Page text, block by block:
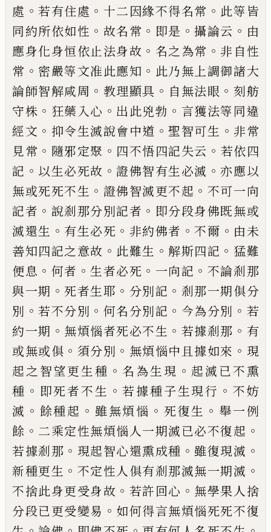
處 。若有住處 。 十二因緣不得名常 。 此等皆
同約所依如性 。 故名常 。 即是 。攝論云 。 由
應身化身恒依止法身故 。 名之為常 。 非自性
常 。 密嚴等文准此應知 。 此乃無上調御諸大
論師智解咸周 。 教理顯具 。 自無法眼 。刻舫
守株 。 狂藥入心 。 出此兇勃 。 言獲法等同違
經文 。 抑令生滅說會中道 。聖智可生 。 非常
見常 。 隨邪定聚 。 四不悟四記失云 。 若依四
記 。 以生必死故 。證佛智有生必滅 。亦應以
無或死死不生 。 證佛智滅更不起 。 不可一向
記者 。 說剎那分別記者 。 即分段身佛既無或
滅還生 。 有生必死 。 非約佛者 。不爾 。 由未
善知四記之意故 。 此難生 。 解斯四記 。 猛難
便息 。 何者 。生者必死 。 一向記 。 不論剎那
與一期 。死者生耶 。 分別記 。 剎那一期俱分
別 。若不分別 。 何名分別記 。 今為分別 。 若
約一期 。 無煩惱者死必不生 。 若據剎那 。 有
或無或俱 。 須分別 。 無煩惱中且據如來 。 現
起之智望更生種 。名 為生現 。 起滅已不熏
種 。 即死者不生 。若據種子生現行 。 不妨
滅 。 餘種起 。 雖無煩惱 。 死復生 。 舉一例
餘 。 二乘定性無煩惱人一期滅已必不復起 。
若據剎那 。 現起智心還熏成種 。雖復現滅 。
新種更生 。 不定性人俱有剎那滅無一期滅 。
不捨此身更受身故 。 若許回心 。 無學果人捨
分段已更受變易 。 如何得言無煩惱死死不復